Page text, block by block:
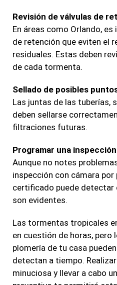
Revisión de válvulas de
En áreas como Orlando,
de retención que eviten el
residuales. Estas deben
de cada tormenta.
Sellado de posibles
Las juntas de las tuberías,
deben sellarse
filtraciones futuras.
Programar una
Aunque no notes
inspección con cámara
certificado puede detectar
son evidentes.
Las tormentas tropicales
en cuestión de horas, pero
plomería de tu casa
detectan a tiempo.
minuciosa y llevar a cabo